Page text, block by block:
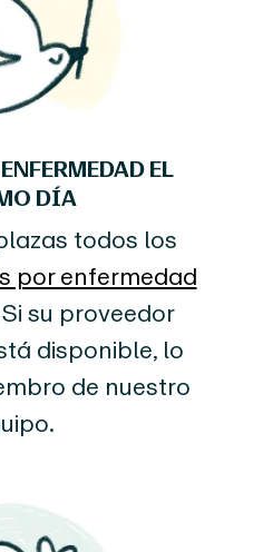
EL
DÍA
todos los
por enfermedad
Si su proveedor
disponible, lo
de nuestro